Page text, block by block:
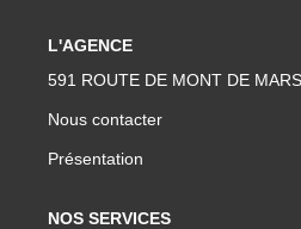
L'AGENCE
591 ROUTE DE MONT DE
Nous contacter
Présentation
NOS SERVICES